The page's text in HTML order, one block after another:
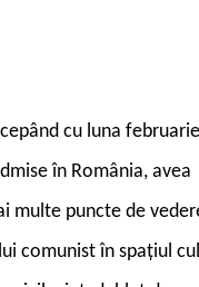
cu luna februarie
în România, avea
multe puncte de
comunist în spațiul